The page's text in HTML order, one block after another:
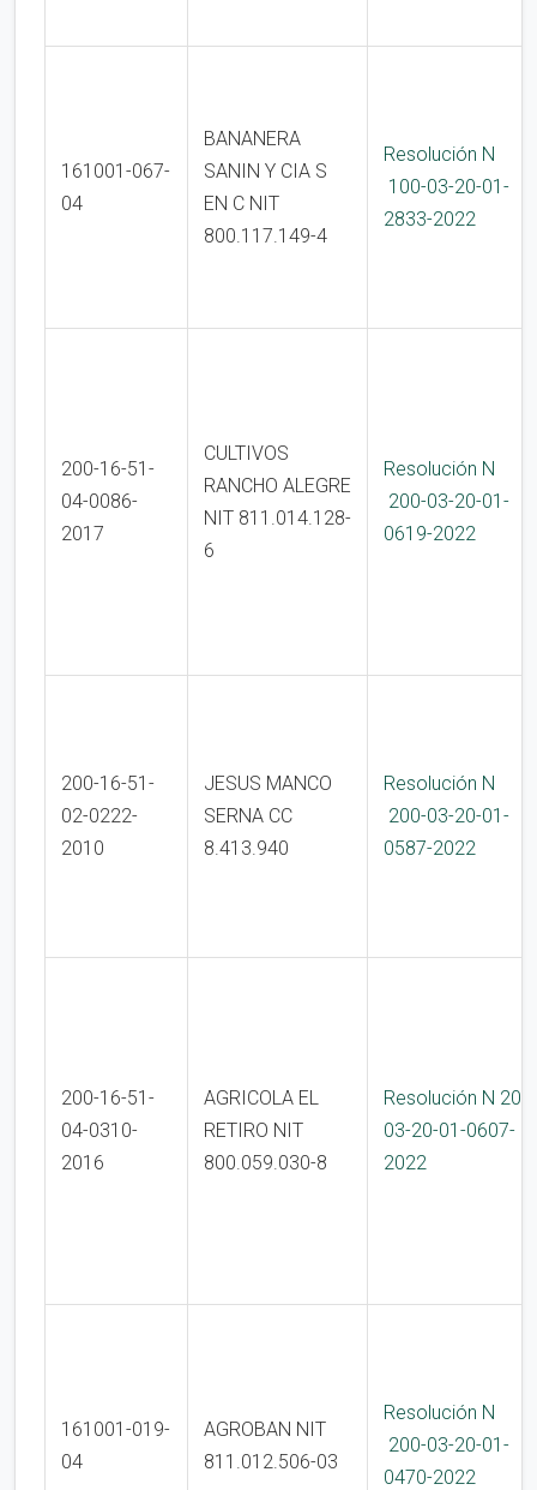
161001-067-
04
BANANERA
SANIN Y CIA S
EN C NIT
800.117.149-4
Resolución N
100-03-20-01-
2833-2022
200-16-51-
04-0086-
2017
CULTIVOS
RANCHO ALEGRE
NIT 811.014.128-
6
Resolución N
200-03-20-01-
0619-2022
200-16-51-
02-0222-
2010
JESUS MANCO
SERNA CC
8.413.940
Resolución N
200-03-20-01-
0587-2022
200-16-51-
04-0310-
2016
AGRICOLA EL
RETIRO NIT
800.059.030-8
Resolución N 200-
03-20-01-0607-
2022
161001-019-
04
AGROBAN NIT
811.012.506-03
Resolución N
200-03-20-01-
0470-2022